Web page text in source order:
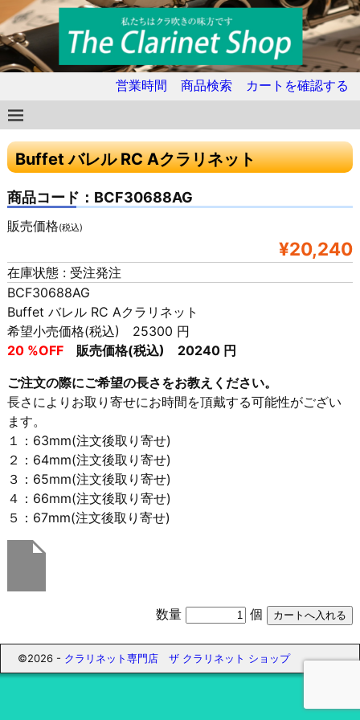
営業時間 商品検索 カートを確認する
Buffet バレル RC Aクラリネット
商品コード：BCF30688AG
販売価格(税込)
¥20,240
在庫状態 : 受注発注
BCF30688AG
Buffet バレル RC Aクラリネット
希望小売価格(税込) 25300 円
20 %OFF販売価格(税込) 20240 円
ご注文の際にご希望の長さをお教えください。
長さによりお取り寄せにお時間を頂戴する可能性がござい
ます。
１：63mm(注文後取り寄せ)
２：64mm(注文後取り寄せ)
３：65mm(注文後取り寄せ)
４：66mm(注文後取り寄せ)
５：67mm(注文後取り寄せ)
数量 個
©2026 - クラリネット専門店 ザ クラリネット ショップ